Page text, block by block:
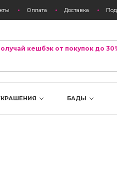
Оплата Доставка
кешбэк от покупок до
БАДЫ